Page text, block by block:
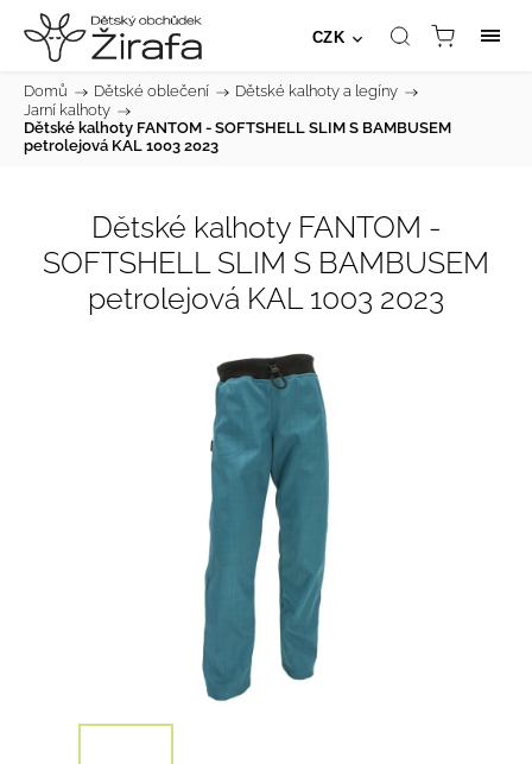
CZK
Domů / Dětské oblečení / Dětské kalhoty a legíny /
Jarní kalhoty /
Dětské kalhoty FANTOM - SOFTSHELL SLIM S BAMBUSEM
petrolejová KAL 1003 2023
Dětské kalhoty FANTOM -
SOFTSHELL SLIM S BAMBUSEM
petrolejová KAL 1003 2023